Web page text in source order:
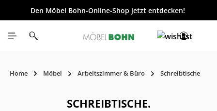
springen
Den Möbel Bohn-Online-Shop jetzt entdecken!
Home Möbel Arbeitszimmer & Büro Schreibtische
SCHREIBTISCHE.